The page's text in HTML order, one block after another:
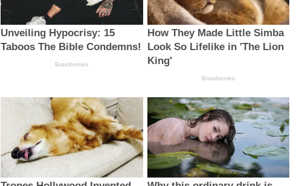
Unveiling Hypocrisy: 15
Taboos The Bible Condemns!
Brainberries
How They Made Little Simba
Look So Lifelike in 'The Lion
King'
Brainberries